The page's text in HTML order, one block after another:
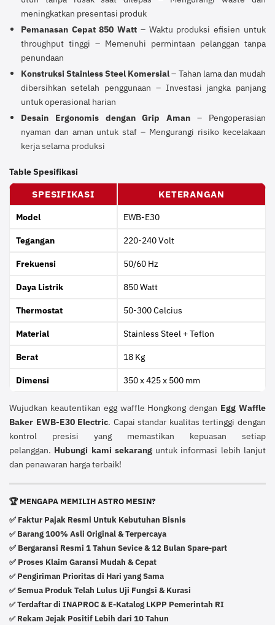
meningkatkan presentasi produk
Pemanasan Cepat 850 Watt – Waktu produksi efisien untuk
throughput tinggi – Memenuhi permintaan pelanggan tanpa
penundaan
Konstruksi Stainless Steel Komersial– Tahan lama dan mudah
dibersihkan setelah penggunaan – Investasi jangka panjang
untuk operasional harian
Desain Ergonomis dengan Grip Aman – Pengoperasian
nyaman dan aman untuk staf – Mengurangi risiko kecelakaan
kerja selama produksi
Table Spesifikasi
SPESIFIKASI
KETERANGAN
Model EWB-E30
Tegangan 220-240 Volt
Frekuensi 50/60 Hz
Daya Listrik 850 Watt
Thermostat 50-300 Celcius
Material Stainless Steel + Teflon
Berat 18 Kg
Dimensi 350 x 425 x 500 mm
Wujudkan keautentikan egg waffle Hongkong dengan Egg Waffle
Baker EWB-E30 Electric. Capai standar kualitas tertinggi dengan
kontrol presisi yang memastikan kepuasan setiap
pelanggan. Hubungi kami sekaranguntuk informasi lebih lanjut
dan penawaran harga terbaik!
🏆 MENGAPA MEMILIH ASTRO MESIN?
✅ Faktur Pajak Resmi Untuk Kebutuhan Bisnis
✅ Barang 100% Asli Original & Terpercaya
✅ Bergaransi Resmi 1 Tahun Sevice & 12 Bulan Spare-part
✅ Proses Klaim Garansi Mudah & Cepat
✅ Pengiriman Prioritas di Hari yang Sama
✅Semua Produk Telah Lulus Uji Fungsi & Kurasi
✅Terdaftar di INAPROC & E-Katalog LKPP Pemerintah RI
✅ Rekam Jejak Positif Lebih dari 10 Tahun